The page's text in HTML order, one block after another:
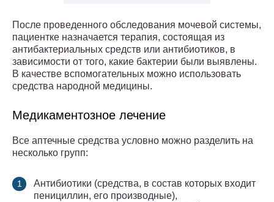
После проведенного обследования мочевой системы,
пациентке назначается терапия, состоящая из
антибактериальных средств или антибиотиков, в
зависимости от того, какие бактерии были выявлены.
В качестве вспомогательных можно использовать
средства народной медицины.
Медикаментозное лечение
Все аптечные средства условно можно разделить на
несколько групп:
Антибиотики (средства, в состав которых входит
пенициллин, его производные),